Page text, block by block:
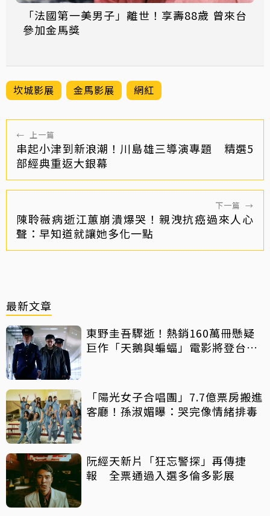
「法國第一美男子」離世！享壽88歲 曾來台
參加金馬獎
坎城影展 金馬影展 網紅
← 上一篇
串起小津到新浪潮！川島雄三導演專題 精選5
部經典重返大銀幕
下一篇 →
陳聆薇病逝江蕙崩潰爆哭！親洩抗癌過來人心
聲：早知道就讓她多化一點
最新文章
東野圭吾驟逝！熱銷160萬冊懸疑
巨作「天鵝與蝙蝠」電影將登台上
「陽光女子合唱團」7.7億票房搬進
客廳！孫淑媚曝：哭完像情緒排毒
阮經天新片「狂忘警探」再傳捷
報 全票通過入選多倫多影展